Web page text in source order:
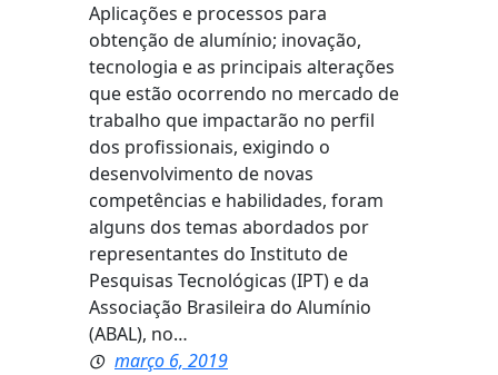
Aplicações e processos para
obtenção de alumínio; inovação,
tecnologia e as principais alterações
que estão ocorrendo no mercado de
trabalho que impactarão no perfil
dos profissionais, exigindo o
desenvolvimento de novas
competências e habilidades, foram
alguns dos temas abordados por
representantes do Instituto de
Pesquisas Tecnológicas (IPT) e da
Associação Brasileira do Alumínio
(ABAL), no…
março 6, 2019